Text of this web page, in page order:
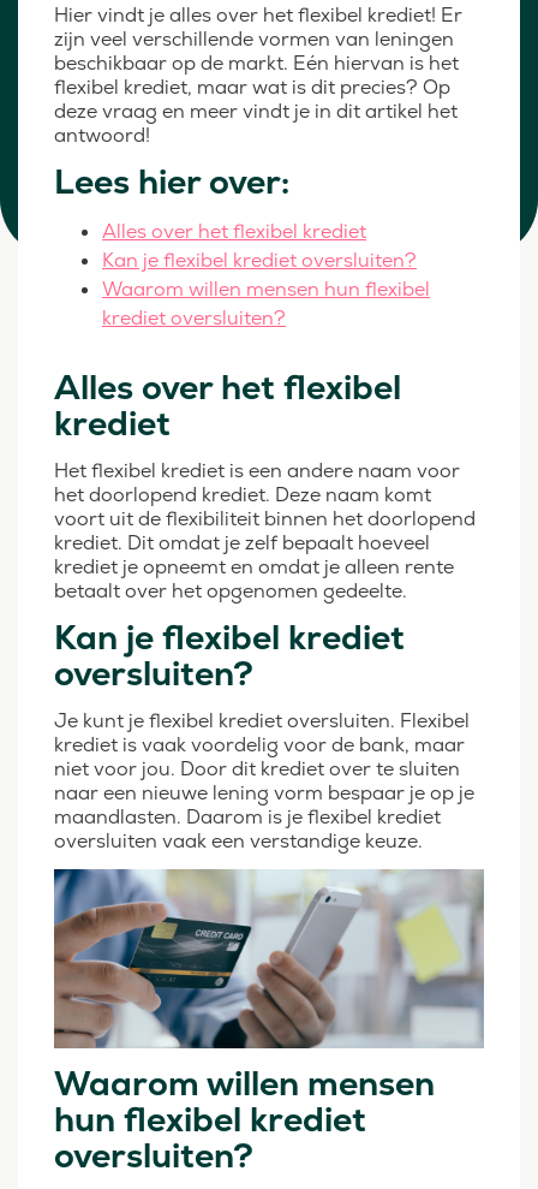
Hier vindt je alles over het flexibel krediet! Er
zijn veel verschillende vormen van leningen
beschikbaar op de markt. Eén hiervan is het
flexibel krediet, maar wat is dit precies? Op
deze vraag en meer vindt je in dit artikel het
antwoord!
Lees hier over:
Alles over het flexibel krediet
Kan je flexibel krediet oversluiten?
Waarom willen mensen hun flexibel
krediet oversluiten?
Alles over het flexibel
krediet
Het flexibel krediet is een andere naam voor
het doorlopend krediet. Deze naam komt
voort uit de flexibiliteit binnen het doorlopend
krediet. Dit omdat je zelf bepaalt hoeveel
krediet je opneemt en omdat je alleen rente
betaalt over het opgenomen gedeelte.
Kan je flexibel krediet
oversluiten?
Je kunt je flexibel krediet oversluiten. Flexibel
krediet is vaak voordelig voor de bank, maar
niet voor jou. Door dit krediet over te sluiten
naar een nieuwe lening vorm bespaar je op je
maandlasten. Daarom is je flexibel krediet
oversluiten vaak een verstandige keuze.
Waarom willen mensen
hun flexibel krediet
oversluiten?